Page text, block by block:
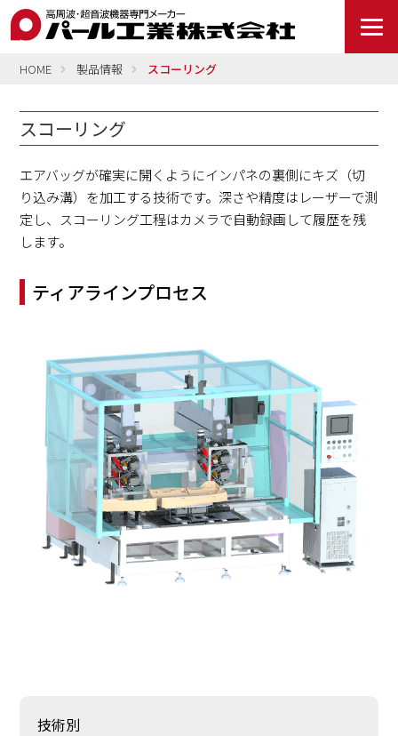
HOME 製品情報 スコーリング
スコーリング
エアバッグが確実に開くようにインパネの裏側にキズ（切
り込み溝）を加工する技術です。深さや精度はレーザーで測
定し、スコーリング工程はカメラで自動録画して履歴を残
します。
ティアラインプロセス
技術別